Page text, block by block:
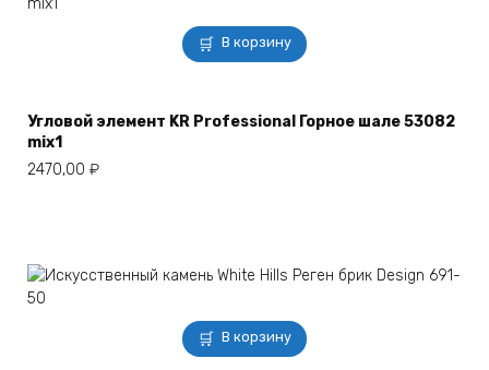
В корзину
Угловой элемент KR Professional Горное шале 53082
mix1
2470,00 ₽
В корзину